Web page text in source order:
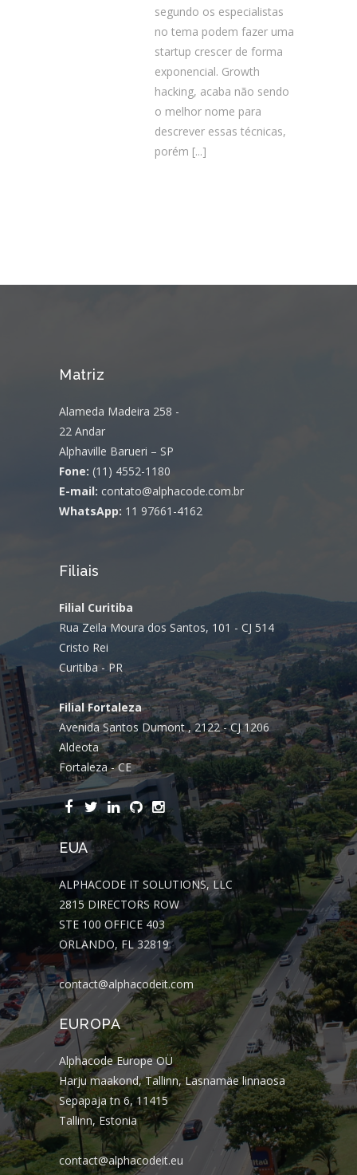
segundo os especialistas
no tema podem fazer uma
startup crescer de forma
exponencial. Growth
hacking, acaba não sendo
o melhor nome para
descrever essas técnicas,
porém [...]
Matriz
Alameda Madeira 258 -
22 Andar
Alphaville Barueri – SP
Fone: (11) 4552-1180
E-mail: contato@alphacode.com.br
WhatsApp: 11 97661-4162
Filiais
Filial Curitiba
Rua Zeila Moura dos Santos, 101 - CJ 514
Cristo Rei
Curitiba - PR
Filial Fortaleza
Avenida Santos Dumont , 2122 - CJ 1206
Aldeota
Fortaleza - CE
EUA
ALPHACODE IT SOLUTIONS, LLC
2815 DIRECTORS ROW
STE 100 OFFICE 403
ORLANDO, FL 32819
contact@alphacodeit.com
EUROPA
Alphacode Europe OÜ
Harju maakond, Tallinn, Lasnamäe linnaosa
Sepapaja tn 6, 11415
Tallinn, Estonia
contact@alphacodeit.eu